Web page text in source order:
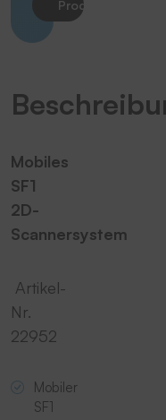
Produkt anfragen
Mobiles
SF1
2D-
Scannersystem
Artikel-
Nr.
22952
Mobiler
SF1